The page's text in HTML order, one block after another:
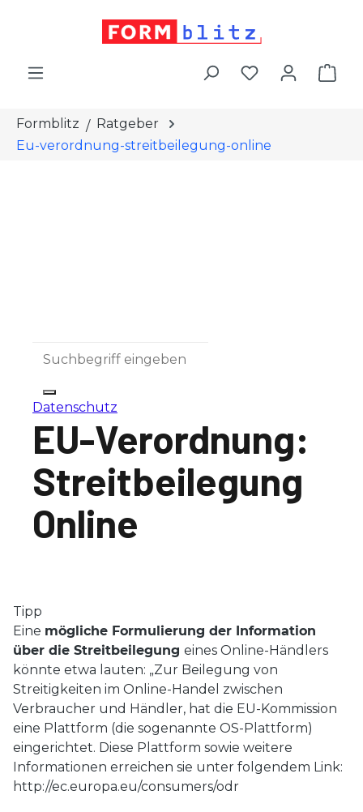
Formblitz
Ratgeber
Eu-verordnung-streitbeilegung-online
Datenschutz
EU-Verordnung:
Streitbeilegung
Online
Tipp
Eine mögliche Formulierung der Information
über die Streitbeilegung eines Online-Händlers
könnte etwa lauten: „Zur Beilegung von
Streitigkeiten im Online-Handel zwischen
Verbraucher und Händler, hat die EU-Kommission
eine Plattform (die sogenannte OS-Plattform)
eingerichtet. Diese Plattform sowie weitere
Informationen erreichen sie unter folgendem Link:
http://ec.europa.eu/consumers/odr